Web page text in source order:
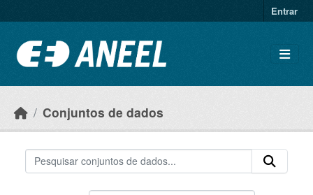
Entrar
Conjuntos de dados